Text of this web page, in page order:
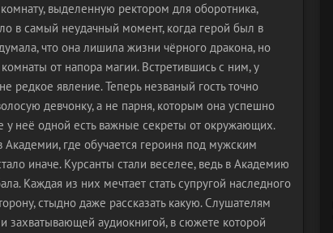
выделенную ректором для оборотника,
в самый неудачный момент, когда герой был в
что она лишила жизни чёрного дракона, но
от напора магии. Встретившись с ним, у
редкое явление. Теперь незваный гость точно
девчонку, а не парня, которым она успешно
у неё одной есть важные секреты от окружающих.
Академии, где обучается героиня под мужским
иначе. Курсанты стали веселее, ведь в Академию
Каждая из них мечтает стать супругой наследного
стыдно даже рассказать какую. Слушателям
захватывающей аудиокнигой, в сюжете которой